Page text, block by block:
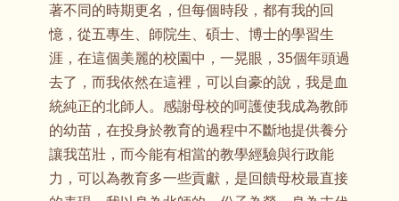
著不同的時期更名，但每個時段，都有我的回
憶，從五專生、師院生、碩士、博士的學習生
涯，在這個美麗的校園中，一晃眼，35個年頭過
去了，而我依然在這裡，可以自豪的說，我是血
統純正的北師人。感謝母校的呵護使我成為教師
的幼苗，在投身於教育的過程中不斷地提供養分
讓我茁壯，而今能有相當的教學經驗與行政能
力，可以為教育多一些貢獻，是回饋母校最直接